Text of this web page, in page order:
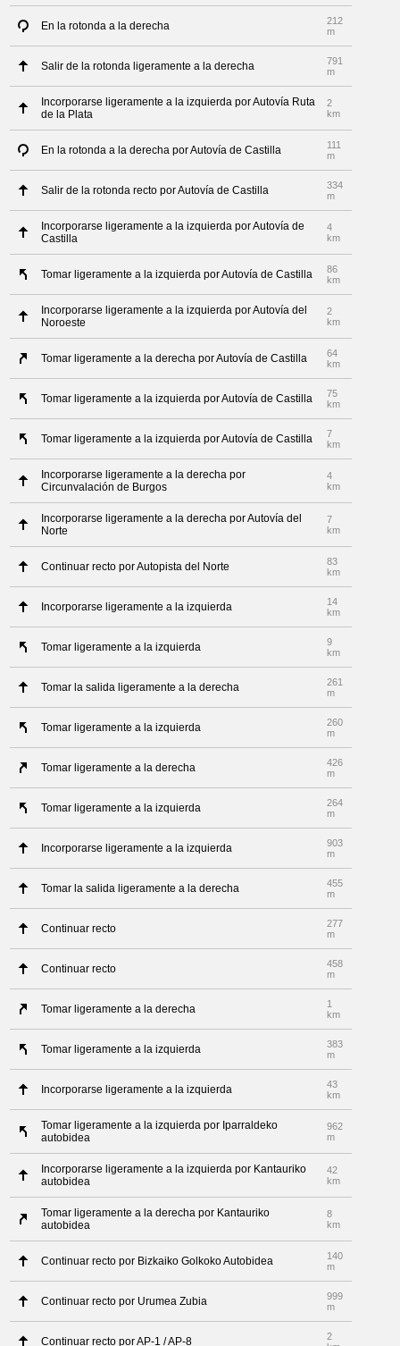
En la rotonda a la derecha
212
m
Salir de la rotonda ligeramente a la derecha
791
m
Incorporarse ligeramente a la izquierda por Autovía Ruta
de la Plata
2
km
En la rotonda a la derecha por Autovía de Castilla
111
m
Salir de la rotonda recto por Autovía de Castilla
334
m
Incorporarse ligeramente a la izquierda por Autovía de
Castilla
4
km
Tomar ligeramente a la izquierda por Autovía de Castilla
86
km
Incorporarse ligeramente a la izquierda por Autovía del
Noroeste
2
km
Tomar ligeramente a la derecha por Autovía de Castilla
64
km
Tomar ligeramente a la izquierda por Autovía de Castilla
75
km
Tomar ligeramente a la izquierda por Autovía de Castilla
7
km
Incorporarse ligeramente a la derecha por
Circunvalación de Burgos
4
km
Incorporarse ligeramente a la derecha por Autovía del
Norte
7
km
Continuar recto por Autopista del Norte
83
km
Incorporarse ligeramente a la izquierda
14
km
Tomar ligeramente a la izquierda
9
km
Tomar la salida ligeramente a la derecha
261
m
Tomar ligeramente a la izquierda
260
m
Tomar ligeramente a la derecha
426
m
Tomar ligeramente a la izquierda
264
m
Incorporarse ligeramente a la izquierda
903
m
Tomar la salida ligeramente a la derecha
455
m
Continuar recto
277
m
Continuar recto
458
m
Tomar ligeramente a la derecha
1
km
Tomar ligeramente a la izquierda
383
m
Incorporarse ligeramente a la izquierda
43
km
Tomar ligeramente a la izquierda por Iparraldeko
autobidea
962
m
Incorporarse ligeramente a la izquierda por Kantauriko
autobidea
42
km
Tomar ligeramente a la derecha por Kantauriko
autobidea
8
km
Continuar recto por Bizkaiko Golkoko Autobidea
140
m
Continuar recto por Urumea Zubia
999
m
Continuar recto por AP-1 / AP-8
2